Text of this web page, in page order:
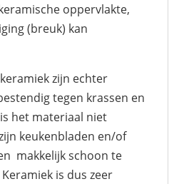
oppervlakte,
(breuk) kan
zijn echter
tegen krassen en
het materiaal niet
keukenbladen en/of
makkelijk schoon te
is dus zeer